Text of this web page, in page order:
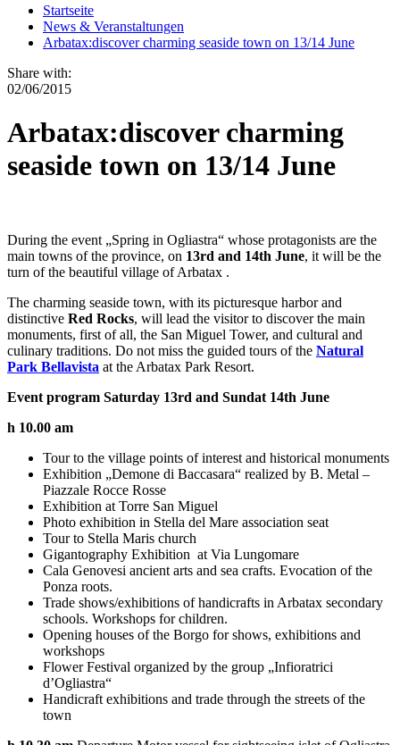
Startseite
News & Veranstaltungen
Arbatax:discover charming seaside town on 13/14 June
Share with:
02/06/2015
Arbatax:discover charming
seaside town on 13/14 June
During the event „Spring in Ogliastra“ whose protagonists are the
main towns of the province, on 13rd and 14th June, it will be the
turn of the beautiful village of Arbatax .
The charming seaside town, with its picturesque harbor and
distinctive Red Rocks, will lead the visitor to discover the main
monuments, first of all, the San Miguel Tower, and cultural and
culinary traditions. Do not miss the guided tours of the Natural
Park Bellavista at the Arbatax Park Resort.
Event program Saturday 13rd and Sundat 14th June
h 10.00 am
Tour to the village points of interest and historical monuments
Exhibition „Demone di Baccasara“ realized by B. Metal –
Piazzale Rocce Rosse
Exhibition at Torre San Miguel
Photo exhibition in Stella del Mare association seat
Tour to Stella Maris church
Gigantography Exhibition at Via Lungomare
Cala Genovesi ancient arts and sea crafts. Evocation of the
Ponza roots.
Trade shows/exhibitions of handicrafts in Arbatax secondary
schools. Workshops for children.
Opening houses of the Borgo for shows, exhibitions and
workshops
Flower Festival organized by the group „Infioratrici
d’Ogliastra“
Handicraft exhibitions and trade through the streets of the
town